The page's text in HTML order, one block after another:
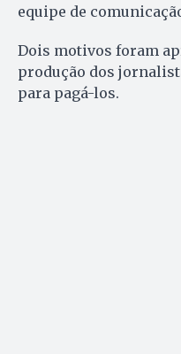
equipe de
Dois motivos foram
produção dos
para pagá-los.